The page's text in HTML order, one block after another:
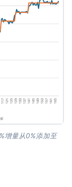
增量从0%添加至